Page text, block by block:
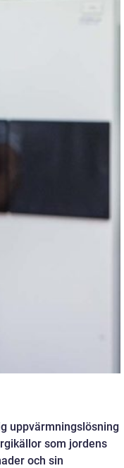
uppvärmningslösning
som jordens
och sin